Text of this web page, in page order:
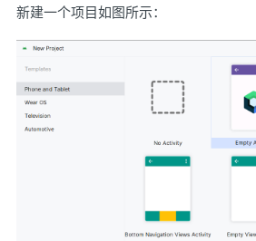
新建一个项目如图所示：